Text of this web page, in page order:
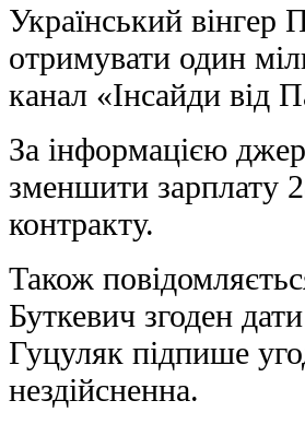
Український вінгер
отримувати один
канал «Інсайди від
За інформацією
зменшити зарплату
контракту.
Також
Буткевич згоден
Гуцуляк підпише
нездійсненна.